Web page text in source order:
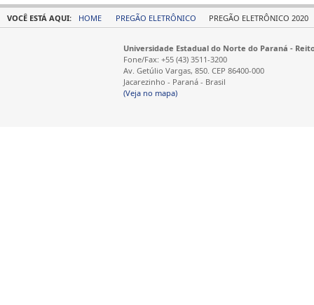
VOCÊ ESTÁ AQUI: HOME PREGÃO ELETRÔNICO PREGÃO ELETRÔNICO 2020
Universidade Estadual do Norte do Paraná -
Fone/Fax: +55 (43) 3511-3200
Av. Getúlio Vargas, 850. CEP 86400-000
Jacarezinho - Paraná - Brasil
(Veja no mapa)